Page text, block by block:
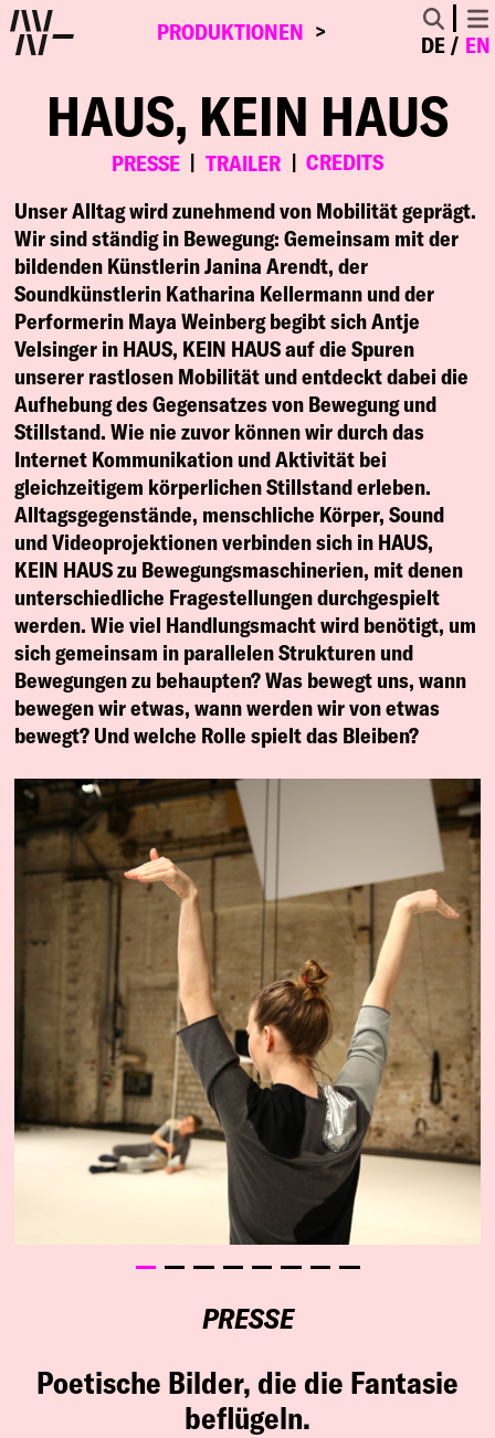
PRODUKTIONEN DE EN
HAUS, KEIN HAUS
PRESSE TRAILER
CREDITS
Unser Alltag wird zunehmend von Mobilität geprägt.
Wir sind ständig in Bewegung: Gemeinsam mit der
bildenden Künstlerin Janina Arendt, der
Soundkünstlerin Katharina Kellermann und der
Performerin Maya Weinberg begibt sich Antje
Velsinger in HAUS, KEIN HAUS auf die Spuren
unserer rastlosen Mobilität und entdeckt dabei die
Aufhebung des Gegensatzes von Bewegung und
Stillstand. Wie nie zuvor können wir durch das
Internet Kommunikation und Aktivität bei
gleichzeitigem körperlichen Stillstand erleben.
Alltagsgegenstände, menschliche Körper, Sound
und Videoprojektionen verbinden sich in HAUS,
KEIN HAUS zu Bewegungsmaschinerien, mit denen
unterschiedliche Fragestellungen durchgespielt
werden. Wie viel Handlungsmacht wird benötigt, um
sich gemeinsam in parallelen Strukturen und
Bewegungen zu behaupten? Was bewegt uns, wann
bewegen wir etwas, wann werden wir von etwas
bewegt? Und welche Rolle spielt das Bleiben?
PRESSE
Poetische Bilder, die die Fantasie
beflügeln.